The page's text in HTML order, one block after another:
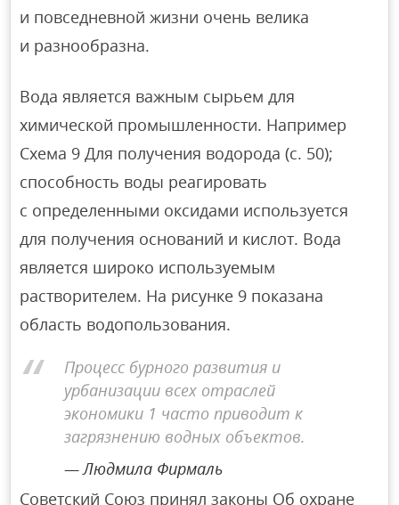
и повседневной жизни очень велика
и разнообразна.
Вода является важным сырьем для
химической промышленности. Например
Схема 9 Для получения водорода (с. 50);
способность воды реагировать
с определенными оксидами используется
для получения оснований и кислот. Вода
является широко используемым
растворителем. На рисунке 9 показана
область водопользования.
Процесс бурного развития и
урбанизации всех отраслей
экономики 1 часто приводит к
загрязнению водных объектов.
Людмила Фирмаль
Советский Союз принял законы Об охране